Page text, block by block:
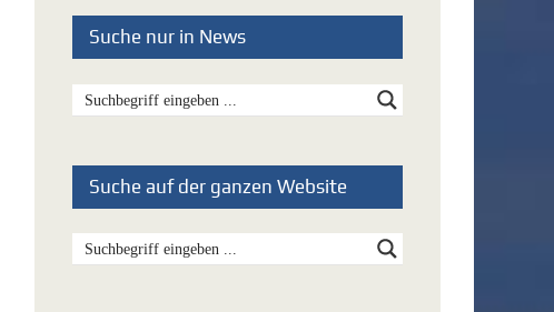
Suche nur in News
Suche auf der ganzen Website